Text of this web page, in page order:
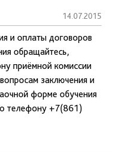
14.07.2015
и оплаты договоров
обращайтесь,
приёмной комиссии
заключения и
форме обучения
телефону +7(861)